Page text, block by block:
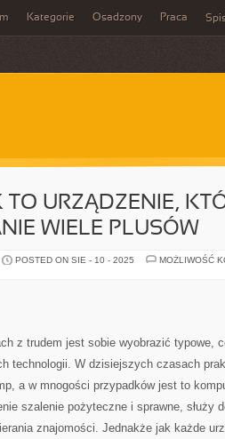
Kategorie Osadzony Praca
TO URZĄDZENIE,
WIELE PLUSÓW
POSTED ON SIE - 10 - 2025
MOŻLIWOŚĆ
z trudem jest sobie wyobrazić typowe,
technologii. W dzisiejszych czasach
a w mnogości przypadków jest to
szalenie pożyteczne i sprawne, służy
znajomości. Jednakże jak każde